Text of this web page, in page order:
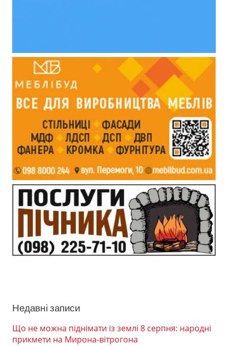
Недавні записи
Що не можна піднімати із землі 8 серпня: народні
прикмети на Мирона-вітрогона